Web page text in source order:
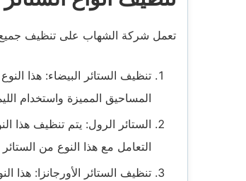
تعمل شركة الشهاب على تنظيف جميع
تنظيف الستائر البيضاء: هذا
المساحيق المميزة واستخدام
الستائر الرول: يتم تنظيف هذا
التعامل مع هذا النوع من
تنظيف الستائر الأورجانزا: هذا